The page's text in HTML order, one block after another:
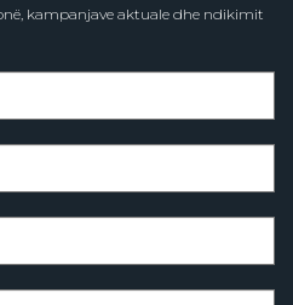
kampanjave aktuale dhe ndikimit